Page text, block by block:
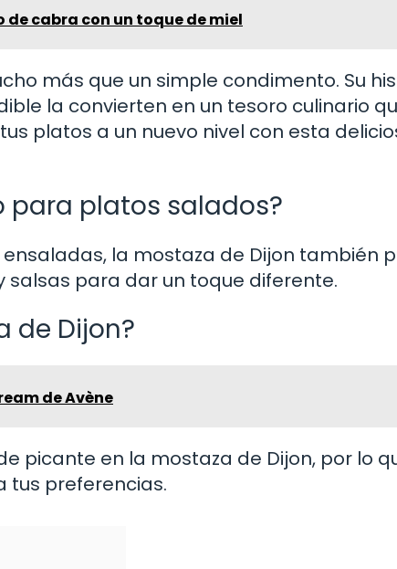
de cabra con un toque de miel
más que un simple condimento. Su
la convierten en un tesoro culinario
platos a un nuevo nivel con esta
para platos salados?
la mostaza de Dijon también
para dar un toque diferente.
de Dijon?
de Avène
picante en la mostaza de Dijon, por lo
tus preferencias.